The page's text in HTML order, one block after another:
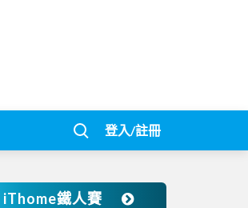
登入/註冊
iThome鐵人賽